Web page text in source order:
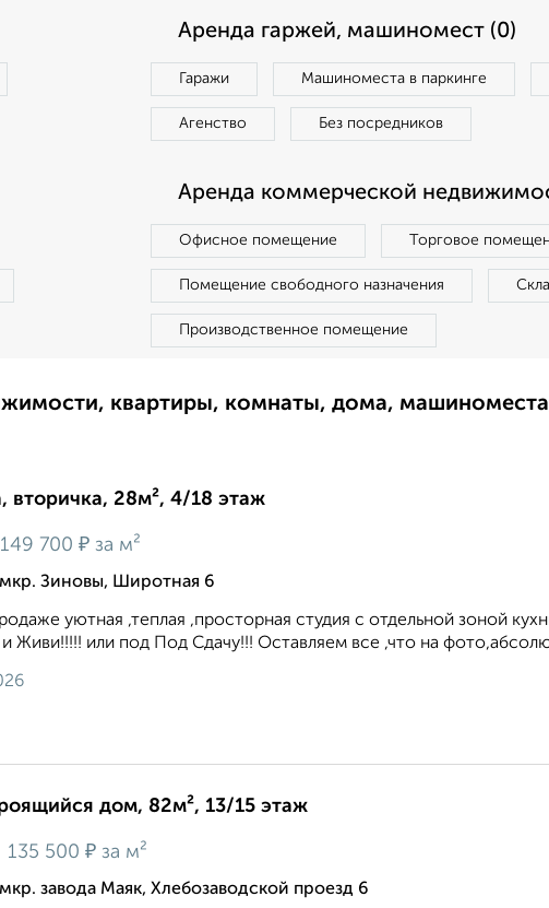
Аренда гаржей, машиномест (0)
Гаражи Машиноместа в паркинге
Агенство Без посредников
Аренда коммерческой
Офисное помещение Торговое
Помещение свободного назначения
Производственное помещение
квартиры, комнаты, дома,
вторичка, 28м², 4/18 этаж
149 700 ₽ за м²
Зиновы, Широтная 6
уютная ,теплая ,просторная студия с отдельной зоной
Живи!!!!! или под Под Сдачу!!! Оставляем все ,что на
дом, 82м², 13/15 этаж
135 500 ₽ за м²
завода Маяк, Хлебозаводской проезд 6